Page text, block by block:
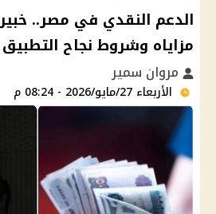
الدعم النقدي في مصر..
مزاياه وشروط نجاح التطبيق
مروان سمير
الأربعاء 27/مايو/2026 - 08:24 م